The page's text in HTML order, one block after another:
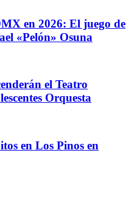
en 2026: El juego de
«Pelón» Osuna
el Teatro
Orquesta
en Los Pinos en